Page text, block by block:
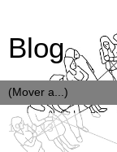
Blog
19.10.13